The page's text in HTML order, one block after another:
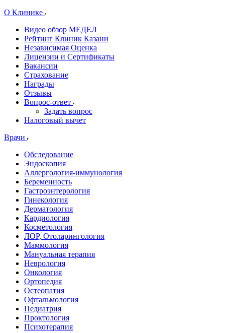
О Клинике
Видео обзор МЕДЕЛ
Рейтинг Клиник Казани
Независимая Оценка
Лицензии и Сертификаты
Вакансии
Страхование
Награды
Отзывы
Вопрос-ответ
Задать вопрос
Налоговый вычет
Врачи
Обследование
Эндоскопия
Аллергология-иммунология
Беременность
Гастроэнтерология
Гинекология
Дерматология
Кардиология
Косметология
ЛОР, Отоларингология
Маммология
Мануальная терапия
Неврология
Онкология
Ортопедия
Остеопатия
Офтальмология
Педиатрия
Проктология
Психотерапия